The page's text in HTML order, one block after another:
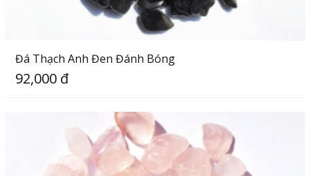
Đá Thạch Anh Đen Đánh Bóng
92,000 đ